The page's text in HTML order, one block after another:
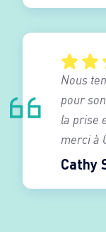
Cathy
Nous
pour
la prise
merci à